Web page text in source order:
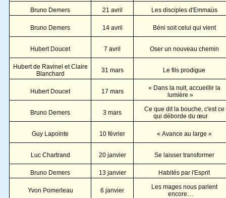
Bruno Demers
21 avril Les disciples d'Emmaüs
Bruno Demers 14 avril Béni soit celui qui vient
Hubert Doucet 7 avril Oser un nouveau chemin
Hubert de Ravinel et Claire
Blanchard
31 mars Le fils prodigue
Hubert Doucet 17 mars
« Dans la nuit, accueillir la
lumière »
Bruno Demers 3 mars
Ce que dit la bouche, c'est ce
qui déborde du œur
Guy Lapointe 10 février « Avance au large »
Luc Chartrand 20 janvier Se laisser transformer
Bruno Demers 13 janvier Habités par l'Esprit
Yvon Pomerleau 6 janvier
Les mages nous parlent
encore…